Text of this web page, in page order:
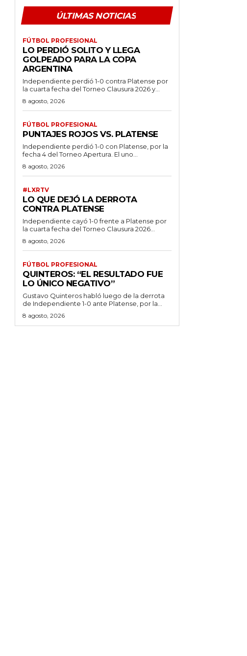
ÚLTIMAS NOTICIAS
FÚTBOL PROFESIONAL
LO PERDIÓ SOLITO Y LLEGA
GOLPEADO PARA LA COPA
ARGENTINA
Independiente perdió 1-0 contra Platense por
la cuarta fecha del Torneo Clausura 2026 y...
8 agosto, 2026
FÚTBOL PROFESIONAL
PUNTAJES ROJOS VS. PLATENSE
Independiente perdió 1-0 con Platense, por la
fecha 4 del Torneo Apertura. El uno...
8 agosto, 2026
#LXRTV
LO QUE DEJÓ LA DERROTA
CONTRA PLATENSE
Independiente cayó 1-0 frente a Platense por
la cuarta fecha del Torneo Clausura 2026...
8 agosto, 2026
FÚTBOL PROFESIONAL
QUINTEROS: “EL RESULTADO FUE
LO ÚNICO NEGATIVO”
Gustavo Quinteros habló luego de la derrota
de Independiente 1-0 ante Platense, por la...
8 agosto, 2026